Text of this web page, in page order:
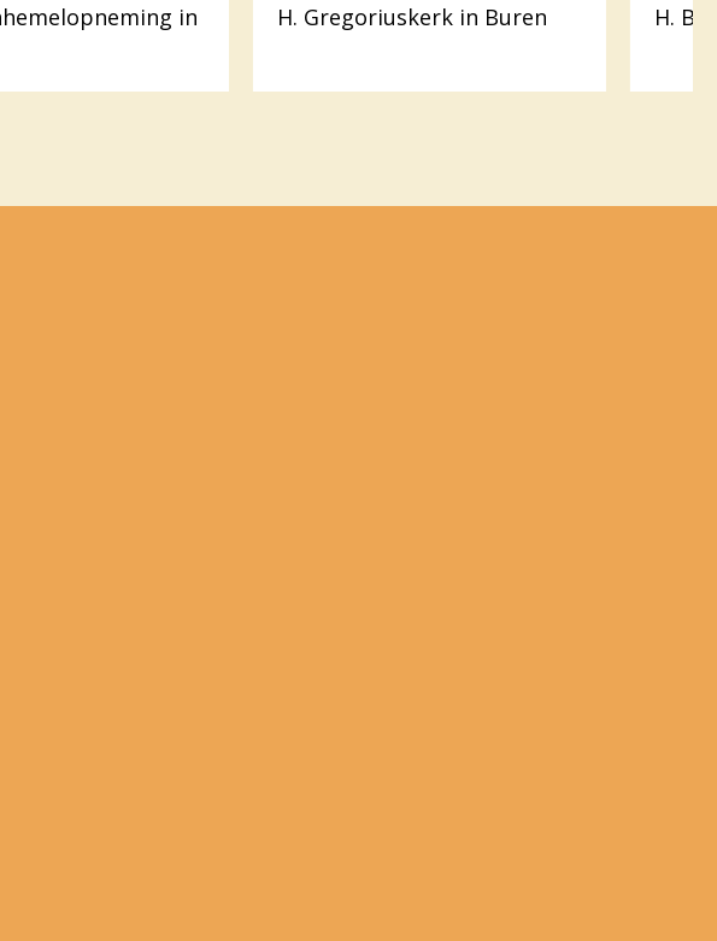
in
H. Gregoriuskerk in Buren
H.